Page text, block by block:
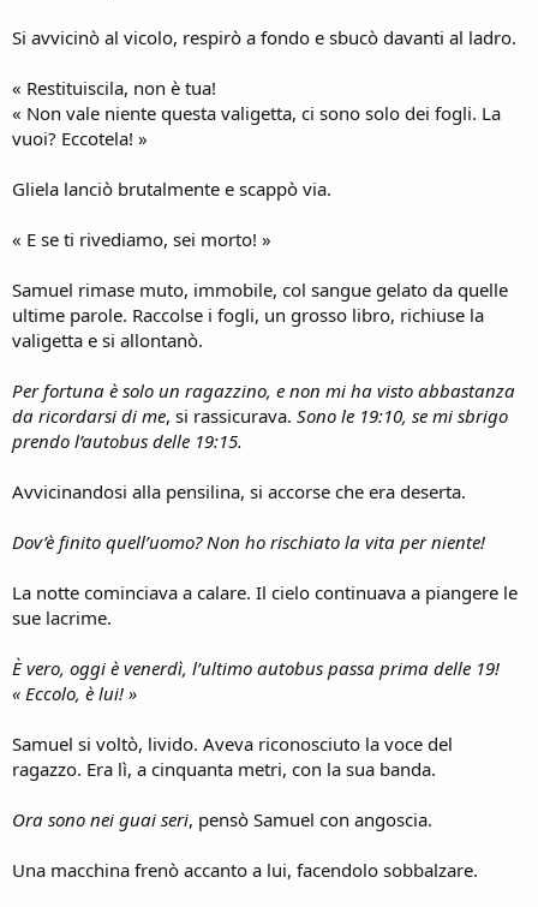
Si avvicinò al vicolo, respirò a fondo e sbucò davanti al ladro.
« Restituiscila, non è tua!
« Non vale niente questa valigetta, ci sono solo dei fogli. La
vuoi? Eccotela! »
Gliela lanciò brutalmente e scappò via.
« E se ti rivediamo, sei morto! »
Samuel rimase muto, immobile, col sangue gelato da quelle
ultime parole. Raccolse i fogli, un grosso libro, richiuse la
valigetta e si allontanò.
Per fortuna è solo un ragazzino, e non mi ha visto abbastanza
da ricordarsi di me, si rassicurava. Sono le 19:10, se mi sbrigo
prendo l’autobus delle 19:15.
Avvicinandosi alla pensilina, si accorse che era deserta.
Dov’è finito quell’uomo? Non ho rischiato la vita per niente!
La notte cominciava a calare. Il cielo continuava a piangere le
sue lacrime.
È vero, oggi è venerdì, l’ultimo autobus passa prima delle 19!
« Eccolo, è lui! »
Samuel si voltò, livido. Aveva riconosciuto la voce del
ragazzo. Era lì, a cinquanta metri, con la sua banda.
Ora sono nei guai seri, pensò Samuel con angoscia.
Una macchina frenò accanto a lui, facendolo sobbalzare.